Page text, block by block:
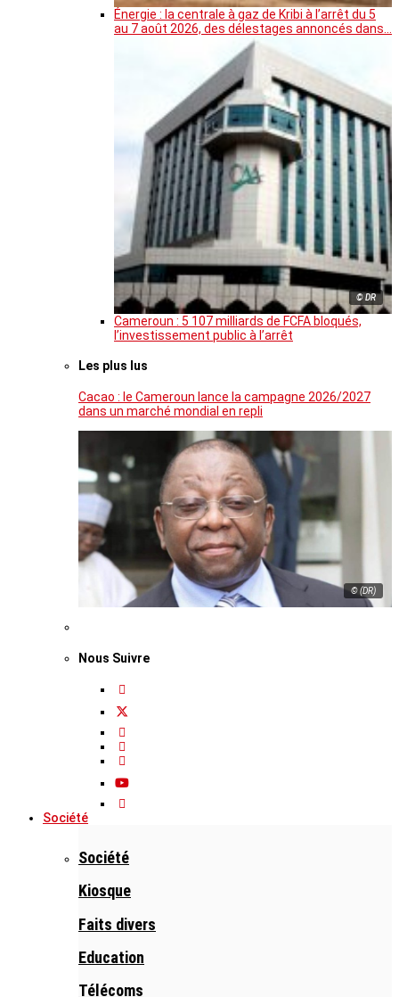
Énergie : la centrale à gaz de Kribi à l’arrêt du 5
au 7 août 2026, des délestages annoncés dans…
© DR
Cameroun : 5 107 milliards de FCFA bloqués,
l’investissement public à l’arrêt
Les plus lus
Cacao : le Cameroun lance la campagne 2026/2027
dans un marché mondial en repli
© (DR)
Nous Suivre
Société
Société
Kiosque
Faits divers
Education
Télécoms